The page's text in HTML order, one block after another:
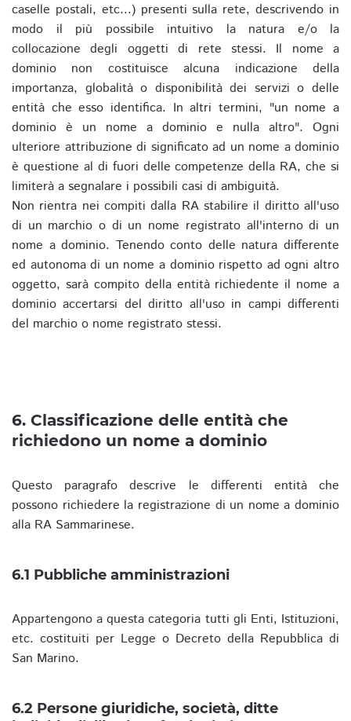
caselle postali, etc...) presenti sulla rete, descrivendo in
modo il più possibile intuitivo la natura e/o la
collocazione degli oggetti di rete stessi. Il nome a
dominio non costituisce alcuna indicazione della
importanza, globalità o disponibilità dei servizi o delle
entità che esso identifica. In altri termini, "un nome a
dominio è un nome a dominio e nulla altro". Ogni
ulteriore attribuzione di significato ad un nome a dominio
è questione al di fuori delle competenze della RA, che si
limiterà a segnalare i possibili casi di ambiguità.
Non rientra nei compiti dalla RA stabilire il diritto all'uso
di un marchio o di un nome registrato all'interno di un
nome a dominio. Tenendo conto delle natura differente
ed autonoma di un nome a dominio rispetto ad ogni altro
oggetto, sarà compito della entità richiedente il nome a
dominio accertarsi del diritto all'uso in campi differenti
del marchio o nome registrato stessi.
6. Classificazione delle entità che
richiedono un nome a dominio
Questo paragrafo descrive le differenti entità che
possono richiedere la registrazione di un nome a dominio
alla RA Sammarinese.
6.1 Pubbliche amministrazioni
Appartengono a questa categoria tutti gli Enti, Istituzioni,
etc. costituiti per Legge o Decreto della Repubblica di
San Marino.
6.2 Persone giuridiche, società, ditte